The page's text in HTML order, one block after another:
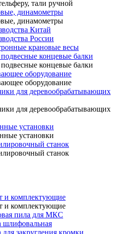
тали ручной
динамометры
динамометры
Китай
России
крановые весы
концевые балки
концевые балки
оборудование
оборудование
для деревообрабатывающих
для деревообрабатывающих
установки
установки
станок
станок
и комплектующие
и комплектующие
пила для МКС
шлифовальная
для закругления кромки